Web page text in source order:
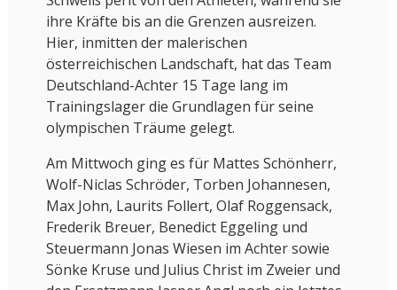
ihre Kräfte bis an die Grenzen ausreizen.
Hier, inmitten der malerischen
österreichischen Landschaft, hat das Team
Deutschland-Achter 15 Tage lang im
Trainingslager die Grundlagen für seine
olympischen Träume gelegt.
Am Mittwoch ging es für Mattes Schönherr,
Wolf-Niclas Schröder, Torben Johannesen,
Max John, Laurits Follert, Olaf Roggensack,
Frederik Breuer, Benedict Eggeling und
Steuermann Jonas Wiesen im Achter sowie
Sönke Kruse und Julius Christ im Zweier und